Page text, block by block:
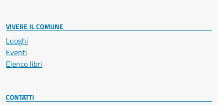
VIVERE IL COMUNE
Luoghi
Eventi
Elenco libri
CONTATTI